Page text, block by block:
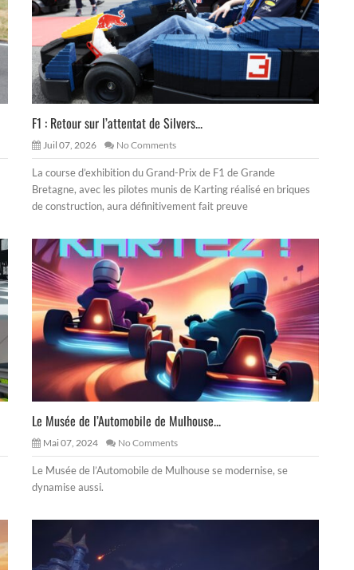
F1 : Retour sur l’attentat de Silvers...
Juil 07, 2026 No Comments
La course d’exhibition du Grand-Prix de F1 de Grande
Bretagne, avec les pilotes munis de Karting réalisé en briques
de construction, aura définitivement fait preuve
Le Musée de l’Automobile de Mulhouse...
Mai 07, 2024 No Comments
Le Musée de l’Automobile de Mulhouse se modernise, se
dynamise aussi.